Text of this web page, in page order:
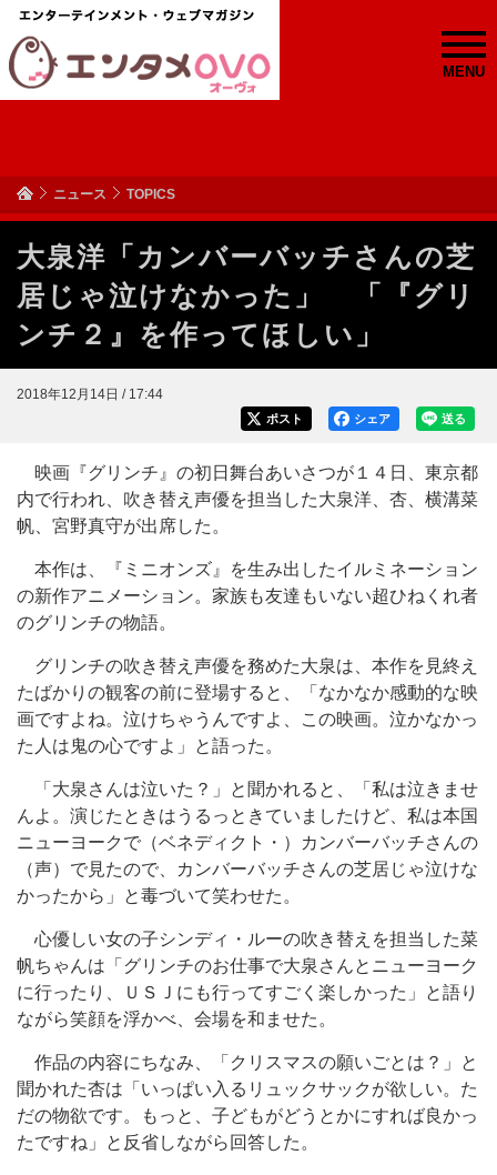
MENU
ニュース TOPICS
大泉洋「カンバーバッチさんの芝
居じゃ泣けなかった」 「『グリ
ンチ２』を作ってほしい」
2018年12月14日 / 17:44
送る
シェア
ポスト
映画『グリンチ』の初日舞台あいさつが１４日、東京都
内で行われ、吹き替え声優を担当した大泉洋、杏、横溝菜
帆、宮野真守が出席した。
本作は、『ミニオンズ』を生み出したイルミネーション
の新作アニメーション。家族も友達もいない超ひねくれ者
のグリンチの物語。
グリンチの吹き替え声優を務めた大泉は、本作を見終え
たばかりの観客の前に登場すると、「なかなか感動的な映
画ですよね。泣けちゃうんですよ、この映画。泣かなかっ
た人は鬼の心ですよ」と語った。
「大泉さんは泣いた？」と聞かれると、「私は泣きませ
んよ。演じたときはうるっときていましたけど、私は本国
ニューヨークで（ベネディクト・）カンバーバッチさんの
（声）で見たので、カンバーバッチさんの芝居じゃ泣けな
かったから」と毒づいて笑わせた。
心優しい女の子シンディ・ルーの吹き替えを担当した菜
帆ちゃんは「グリンチのお仕事で大泉さんとニューヨーク
に行ったり、ＵＳＪにも行ってすごく楽しかった」と語り
ながら笑顔を浮かべ、会場を和ませた。
作品の内容にちなみ、「クリスマスの願いごとは？」と
聞かれた杏は「いっぱい入るリュックサックが欲しい。た
だの物欲です。もっと、子どもがどうとかにすれば良かっ
たですね」と反省しながら回答した。